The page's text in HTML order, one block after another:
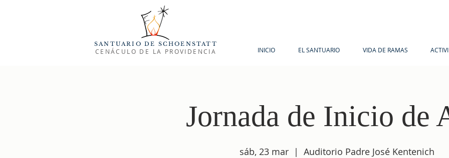
SANTUARIO DE SCHOENSTATT
CENÁCULO DE LA PROVIDENCIA INICIO EL SANTUARIO VIDA DE RAMAS
Jornada de Inicio de
sáb, 23 mar
  |
Auditorio Padre José Kentenich